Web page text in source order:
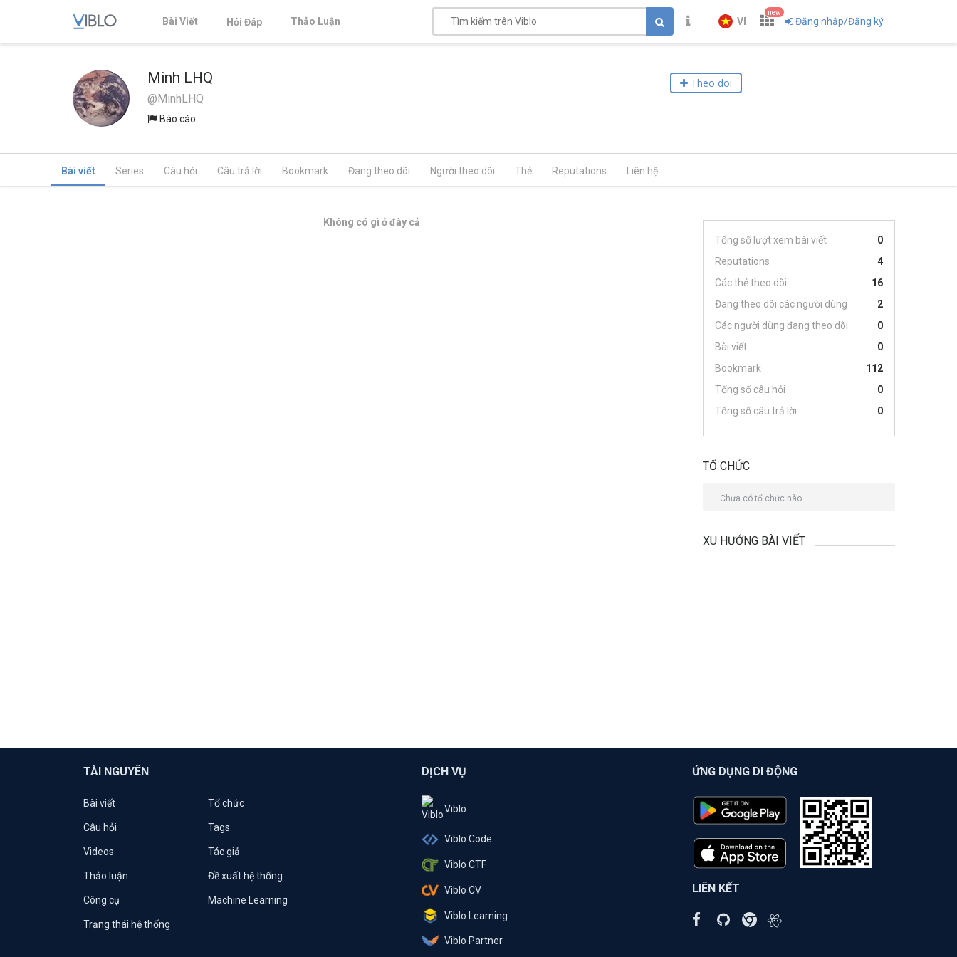
Bài Viết Hỏi Đáp Thảo Luận VI
new
Đăng nhập/Đăng ký
Minh LHQ
@MinhLHQ
Báo cáo
Theo dõi
Bài viết Series Câu hỏi Câu trả lời Bookmark Đang theo dõi Người theo dõi Thẻ Reputations Liên hệ
Không có gì ở đây cả
Tổng số lượt xem bài viết
0
Reputations
4
Các thẻ theo dõi
16
Đang theo dõi các người dùng
2
Các người dùng đang theo dõi
0
Bài viết
0
Bookmark
112
Tổng số câu hỏi
0
Tổng số câu trả lời
0
TỔ CHỨC
Chưa có tổ chức nào.
XU HƯỚNG BÀI VIẾT
TÀI NGUYÊN
Bài viết Tổ chức
Câu hỏi Tags
Videos Tác giả
Thảo luận Đề xuất hệ thống
Công cụ Machine Learning
Trạng thái hệ thống
DỊCH VỤ
Viblo
Viblo Code
Viblo CTF
Viblo CV
Viblo Learning
Viblo Partner
ỨNG DỤNG DI ĐỘNG
LIÊN KẾT